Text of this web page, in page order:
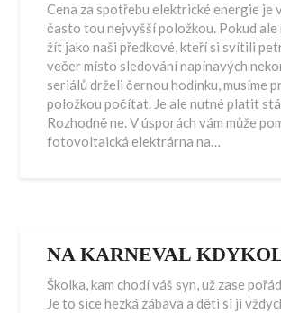
Cena za spotřebu elektrické energie je
často tou nejvyšší položkou. Pokud ale
žít jako naši předkové, kteří si svítili
večer místo sledování napínavých
seriálů drželi černou hodinku, musíme
položkou počítat. Je ale nutné platit
Rozhodně ne. V úsporách vám může
fotovoltaická elektrárna na…
NA KARNEVAL
Školka, kam chodí váš syn, už zase
Je to sice hezká zábava a děti si ji